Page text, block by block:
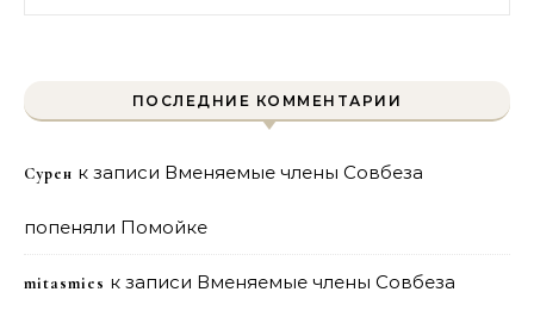
ПОСЛЕДНИЕ КОММЕНТАРИИ
Сурен к записи Вменяемые члены Совбеза
попеняли Помойке
mitasmies к записи Вменяемые члены Совбеза